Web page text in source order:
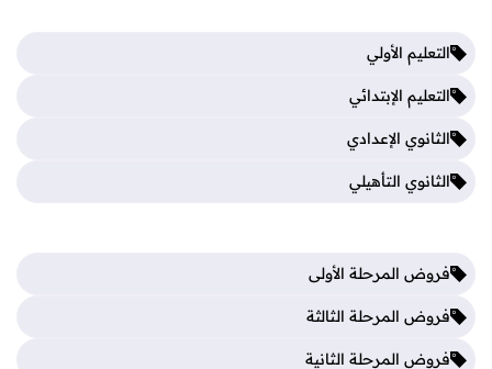
التعليم الأولي
التعليم الإبتدائي
الثانوي الإعدادي
الثانوي التأهيلي
فروض المرحلة الأولى
فروض المرحلة الثالثة
فروض المرحلة الثانية